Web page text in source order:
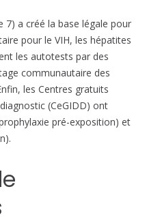
7) a créé la base légale pour
pour le VIH, les hépatites
les autotests par des
communautaire des
les Centres gratuits
(CeGIDD) ont
pré-exposition) et